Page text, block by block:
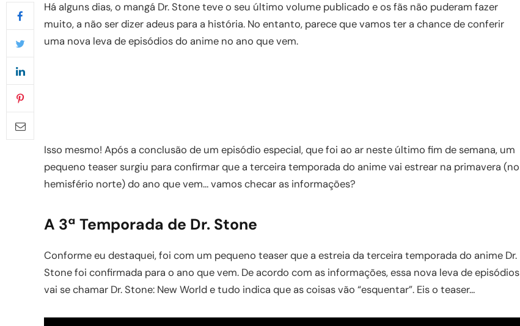
Há alguns dias, o mangá Dr. Stone teve o seu último volume publicado e os fãs não puderam fazer
muito, a não ser dizer adeus para a história. No entanto, parece que vamos ter a chance de conferir
uma nova leva de episódios do anime no ano que vem.
Isso mesmo! Após a conclusão de um episódio especial, que foi ao ar neste último fim de semana, um
pequeno teaser surgiu para confirmar que a terceira temporada do anime vai estrear na primavera (no
hemisfério norte) do ano que vem… vamos checar as informações?
A 3ª Temporada de Dr. Stone
Conforme eu destaquei, foi com um pequeno teaser que a estreia da terceira temporada do anime Dr.
Stone foi confirmada para o ano que vem. De acordo com as informações, essa nova leva de episódios
vai se chamar Dr. Stone: New World e tudo indica que as coisas vão “esquentar”. Eis o teaser…